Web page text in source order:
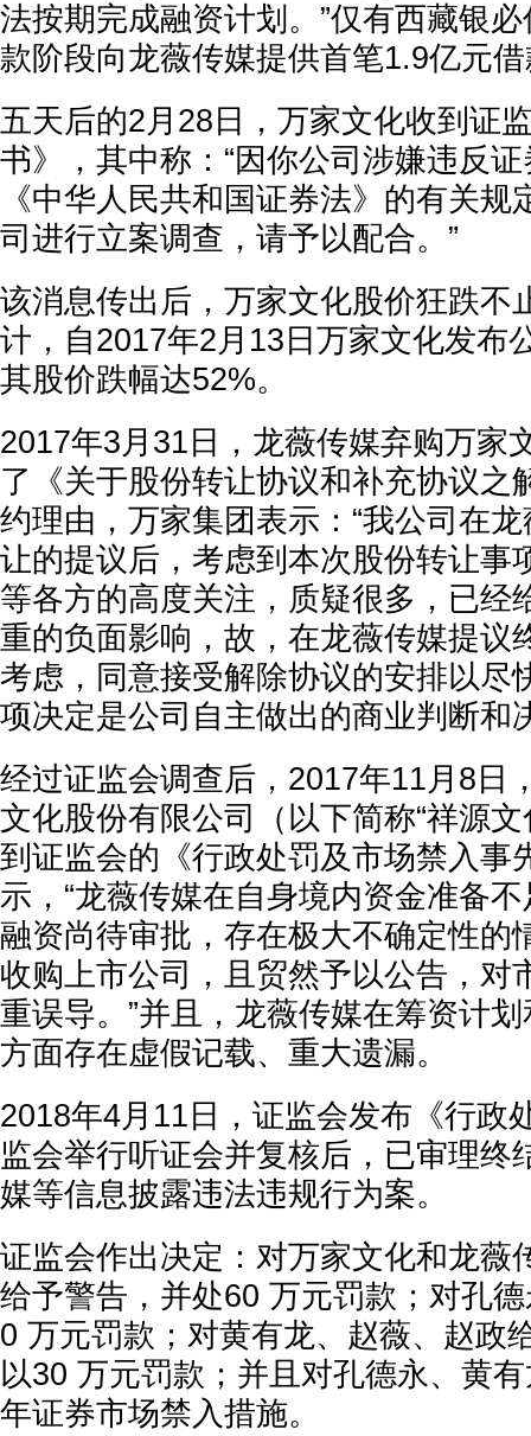
法按期完成融资计划。”仅有西藏银
款阶段向龙薇传媒提供首笔1.9亿元
五天后的2月28日，万家文化收到证
书》，其中称：“因你公司涉嫌违反
《中华人民共和国证券法》的有关
司进行立案调查，请予以配合。”
该消息传出后，万家文化股价狂跌不
计，自2017年2月13日万家文化发布
其股价跌幅达52%。
2017年3月31日，龙薇传媒弃购万家
了《关于股份转让协议和补充协议之
约理由，万家集团表示：“我公司在
让的提议后，考虑到本次股份转让事
等各方的高度关注，质疑很多，已经
重的负面影响，故，在龙薇传媒提议
考虑，同意接受解除协议的安排以尽
项决定是公司自主做出的商业判断和
经过证监会调查后，2017年11月8日
文化股份有限公司（以下简称“祥源
到证监会的《行政处罚及市场禁入事
示，“龙薇传媒在自身境内资金准备
融资尚待审批，存在极大不确定性的
收购上市公司，且贸然予以公告，对
重误导。”并且，龙薇传媒在筹资计
方面存在虚假记载、重大遗漏。
2018年4月11日，证监会发布《行政
监会举行听证会并复核后，已审理终
媒等信息披露违法违规行为案。
证监会作出决定：对万家文化和龙薇
给予警告，并处60 万元罚款；对孔
0 万元罚款；对黄有龙、赵薇、赵政
以30 万元罚款；并且对孔德永、黄
年证券市场禁入措施。